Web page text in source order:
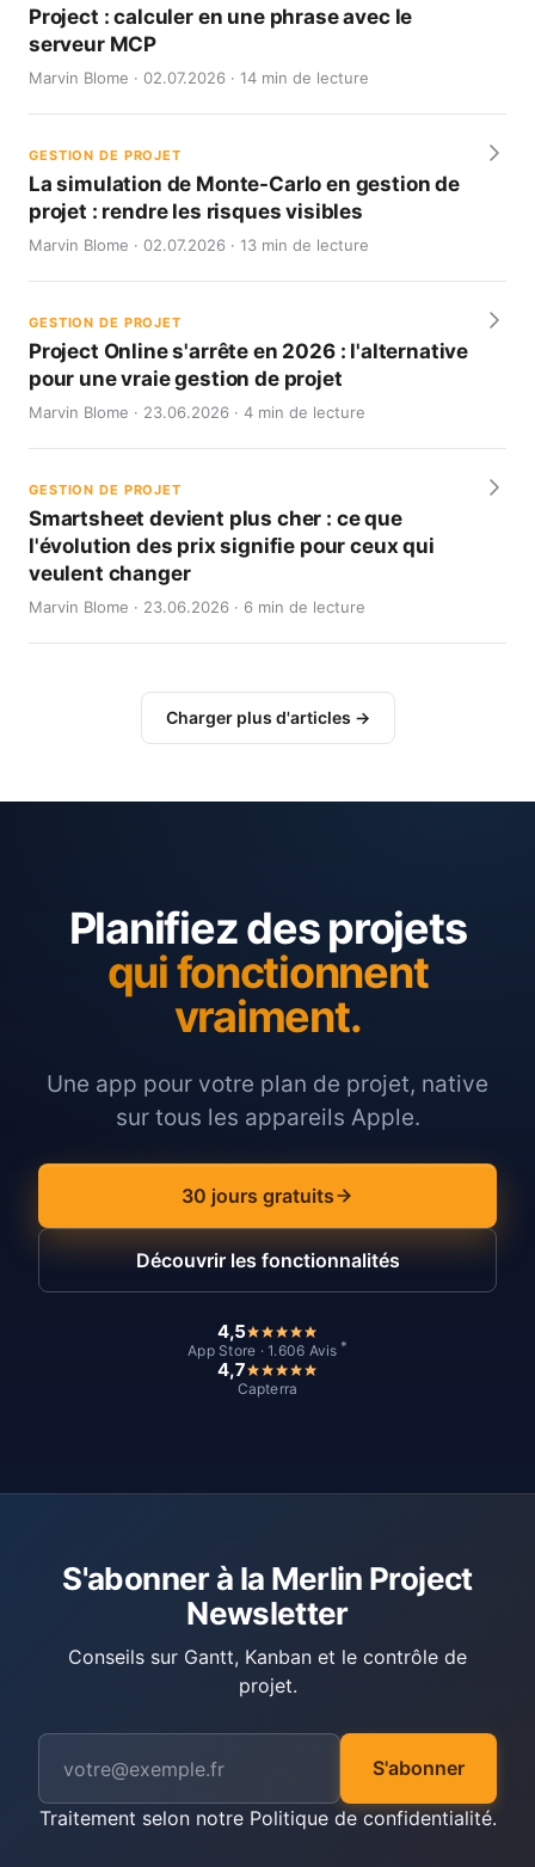
Project : calculer en une phrase avec le
serveur MCP
Marvin Blome · 02.07.2026 · 14 min de lecture
GESTION DE PROJET
La simulation de Monte-Carlo en gestion de
projet : rendre les risques visibles
Marvin Blome · 02.07.2026 · 13 min de lecture
GESTION DE PROJET
Project Online s'arrête en 2026 : l'alternative
pour une vraie gestion de projet
Marvin Blome · 23.06.2026 · 4 min de lecture
GESTION DE PROJET
Smartsheet devient plus cher : ce que
l'évolution des prix signifie pour ceux qui
veulent changer
Marvin Blome · 23.06.2026 · 6 min de lecture
Charger plus d'articles →
Planifiez des projets
qui fonctionnent
vraiment.
Une app pour votre plan de projet, native
sur tous les appareils Apple.
30 jours gratuits
Découvrir les fonctionnalités
4,5
App Store · 1.606 Avis *
4,7
Capterra
S'abonner à la Merlin Project
Newsletter
Conseils sur Gantt, Kanban et le contrôle de
projet.
S'abonner
Traitement selon notre Politique de confidentialité.